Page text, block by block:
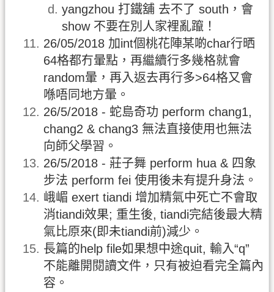
yangzhou 打鐵舖 去不了 south，會
show 不要在別人家裡亂躥！
26/05/2018 加int個桃花陣某啲char行晒
64格都冇暈點，再繼續行多幾格就會
random暈，再入返去再行多>64格又會
喺唔同地方暈。
26/5/2018 - 蛇島奇功 perform chang1,
chang2 & chang3 無法直接使用也無法
向師父學習。
26/5/2018 - 莊子舞 perform hua & 四象
步法 perform fei 使用後未有提升身法。
峨嵋 exert tiandi 增加精氣中死亡不會取
消tiandi效果; 重生後, tiandi完結後最大精
氣比原來(即未tiandi前)減少。
長篇的help file如果想中途quit, 輸入“q”
不能離開閱讀文件，只有被迫看完全篇內
容。